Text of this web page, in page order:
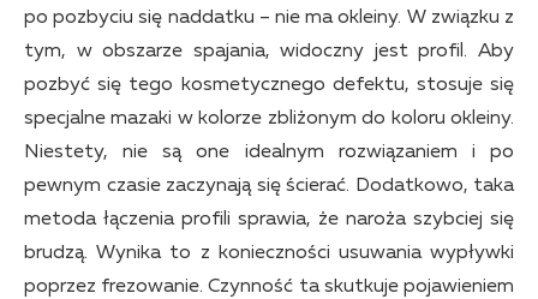
po pozbyciu się naddatku – nie ma okleiny. W związku z
tym, w obszarze spajania, widoczny jest profil. Aby
pozbyć się tego kosmetycznego defektu, stosuje się
specjalne mazaki w kolorze zbliżonym do koloru okleiny.
Niestety, nie są one idealnym rozwiązaniem i po
pewnym czasie zaczynają się ścierać. Dodatkowo, taka
metoda łączenia profili sprawia, że naroża szybciej się
brudzą. Wynika to z konieczności usuwania wypływki
poprzez frezowanie. Czynność ta skutkuje pojawieniem